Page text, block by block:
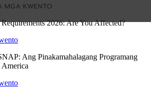
MGA KWENTO
2026: Are You Affected?
Ang Pinakamahalagang Programang